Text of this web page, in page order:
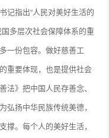
记指出“人民对美好生活的
多层次社会保障体系的重
一份包容。做好慈善工
重要体现，也是提供社会
法》把中国人民存善念、
弘扬中华民族传统美德，
撑。每个人的美好生活，